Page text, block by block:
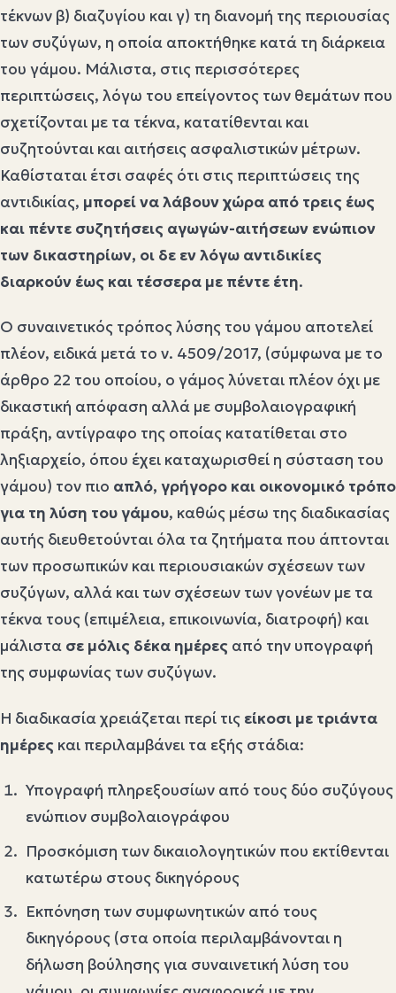
τέκνων β) διαζυγίου και γ) τη διανομή της περιουσίας
των συζύγων, η οποία αποκτήθηκε κατά τη διάρκεια
του γάμου. Μάλιστα, στις περισσότερες
περιπτώσεις, λόγω του επείγοντος των θεμάτων που
σχετίζονται με τα τέκνα, κατατίθενται και
συζητούνται και αιτήσεις ασφαλιστικών μέτρων.
Καθίσταται έτσι σαφές ότι στις περιπτώσεις της
αντιδικίας, μπορεί να λάβουν χώρα από τρεις έως
και πέντε συζητήσεις αγωγών-αιτήσεων ενώπιον
των δικαστηρίων, οι δε εν λόγω αντιδικίες
διαρκούν έως και τέσσερα με πέντε έτη.
Ο συναινετικός τρόπος λύσης του γάμου αποτελεί
πλέον, ειδικά μετά το ν. 4509/2017, (σύμφωνα με το
άρθρο 22 του οποίου, ο γάμος λύνεται πλέον όχι με
δικαστική απόφαση αλλά με συμβολαιογραφική
πράξη, αντίγραφο της οποίας κατατίθεται στο
ληξιαρχείο, όπου έχει καταχωρισθεί η σύσταση του
γάμου) τον πιο απλό, γρήγορο και οικονομικό τρόπο
για τη λύση του γάμου, καθώς μέσω της διαδικασίας
αυτής διευθετούνται όλα τα ζητήματα που άπτονται
των προσωπικών και περιουσιακών σχέσεων των
συζύγων, αλλά και των σχέσεων των γονέων με τα
τέκνα τους (επιμέλεια, επικοινωνία, διατροφή) και
μάλιστα σε μόλις δέκα ημέρες από την υπογραφή
της συμφωνίας των συζύγων.
Η διαδικασία χρειάζεται περί τις είκοσι με τριάντα
ημέρες και περιλαμβάνει τα εξής στάδια:
Υπογραφή πληρεξουσίων από τους δύο συζύγους
ενώπιον συμβολαιογράφου
Προσκόμιση των δικαιολογητικών που εκτίθενται
κατωτέρω στους δικηγόρους
Εκπόνηση των συμφωνητικών από τους
δικηγόρους (στα οποία περιλαμβάνονται η
δήλωση βούλησης για συναινετική λύση του